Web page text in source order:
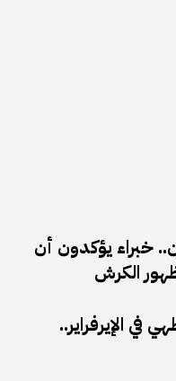
خبراء يؤكدون أن
الكرش
في الإيرفراير..